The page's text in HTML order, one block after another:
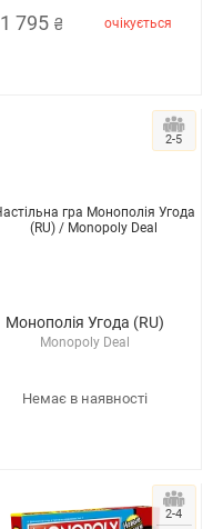
1 795 ₴ очікується
Монополія Угода (RU)
Monopoly Deal
2-5
Немає в наявності
2-4